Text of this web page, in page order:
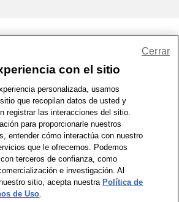
| Términos de Uso | Accesibilidad
| WA Privacy Policy | Mapa del sitio
| © 1999 - 2026 CVS.com
con el sitio
personalizada, usamos
que recopilan datos de usted y
registrar las interacciones del sitio.
para proporcionarle nuestros
entender cómo interactúa con nuestro
que le ofrecemos. Podemos
terceros de confianza, como
e investigación. Al
sitio, acepta nuestra Política de
de Uso.
Cerrar